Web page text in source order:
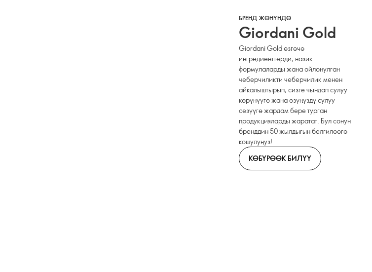
БРЕНД ЖӨНҮНДӨ
Giordani Gold
Giordani Gold өзгөчө
ингредиенттерди, назик
формулаларды жана ойлонулган
чеберчиликти чеберчилик менен
айкалыштырып, сизге чындап сулуу
көрүнүүгө жана өзүңүздү сулуу
сезүүгө жардам бере турган
продукцияларды жаратат. Бул сонун
бренддин 50 жылдыгын белгилөөгө
кошулуңуз!
КӨБҮРӨӨК БИЛҮҮ